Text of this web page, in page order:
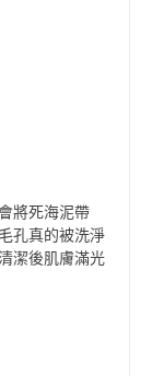
將死海泥帶
孔真的被洗淨
潔後肌膚滿光